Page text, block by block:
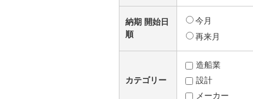
納期 開始日
順
今月
再来月
カテゴリー
造船業
設計
メーカー